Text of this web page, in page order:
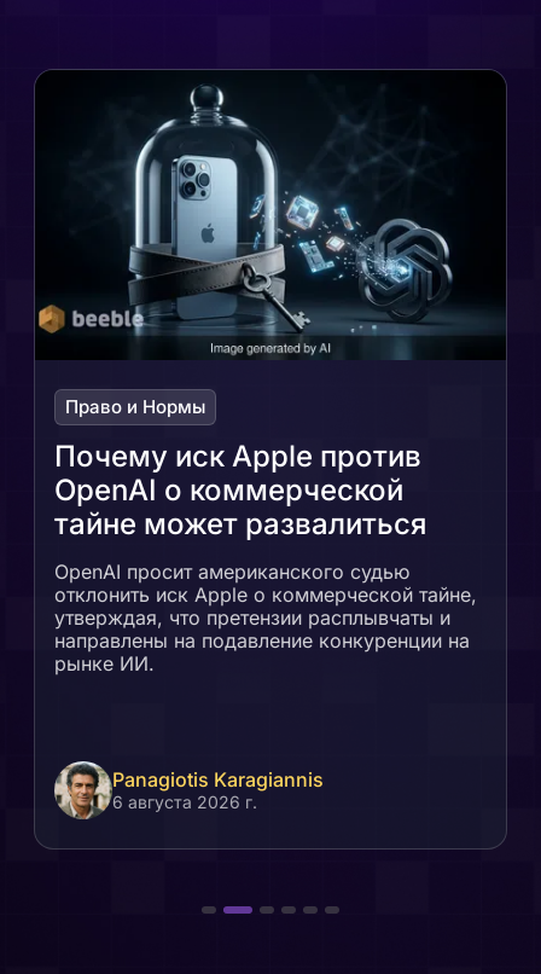
Право и Нормы
Почему иск Apple против
OpenAI о коммерческой
тайне может развалиться
OpenAI просит американского судью
отклонить иск Apple о коммерческой тайне,
утверждая, что претензии расплывчаты и
направлены на подавление конкуренции на
рынке ИИ.
Panagiotis Karagiannis
6 августа 2026 г.